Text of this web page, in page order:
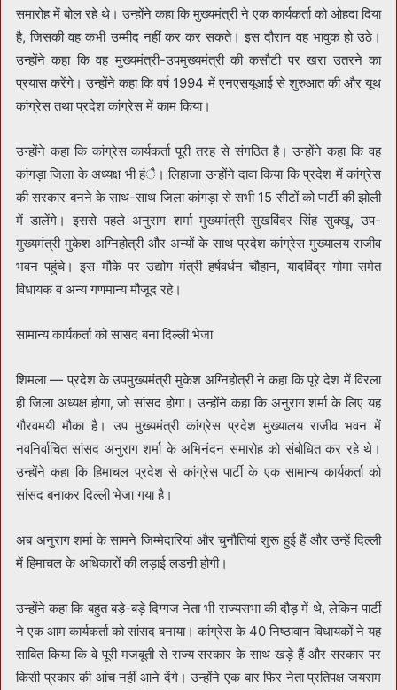
समारोह में बोल रहे थे। उन्होंने कहा कि मुख्यमंत्री ने एक कार्यकर्ता को ओहदा दिया
है, जिसकी वह कभी उम्मीद नहीं कर कर सकते। इस दौरान वह भावुक हो उठे।
उन्होंने कहा कि वह मुख्यमंत्री-उपमुख्यमंत्री की कसौटी पर खरा उतरने का
प्रयास करेंगे। उन्होंने कहा कि वर्ष 1994 में एनएसयूआई से शुरुआत की और यूथ
कांग्रेस तथा प्रदेश कांग्रेस में काम किया।
उन्होंने कहा कि कांग्रेस कार्यकर्ता पूरी तरह से संगठित है। उन्होंने कहा कि वह
कांगड़ा जिला के अध्यक्ष भी हंै। लिहाजा उन्होंने दावा किया कि प्रदेश में कांग्रेस
की सरकार बनने के साथ-साथ जिला कांगड़ा से सभी 15 सीटों को पार्टी की झोली
में डालेंगे। इससे पहले अनुराग शर्मा मुख्यमंत्री सुखविंदर सिंह सुक्खू, उप-
मुख्यमंत्री मुकेश अग्निहोत्री और अन्यों के साथ प्रदेश कांग्रेस मुख्यालय राजीव
भवन पहुंचे। इस मौके पर उद्योग मंत्री हर्षवर्धन चौहान, यादविंद्र गोमा समेत
विधायक व अन्य गणमान्य मौजूद रहे।
सामान्य कार्यकर्ता को सांसद बना दिल्ली भेजा
शिमला — प्रदेश के उपमुख्यमंत्री मुकेश अग्निहोत्री ने कहा कि पूरे देश में विरला
ही जिला अध्यक्ष होगा, जो सांसद होगा। उन्होंने कहा कि अनुराग शर्मा के लिए यह
गौरवमयी मौका है। उप मुख्यमंत्री कांग्रेस प्रदेश मुख्यालय राजीव भवन में
नवनिर्वाचित सांसद अनुराग शर्मा के अभिनंदन समारोह को संबोधित कर रहे थे।
उन्होंने कहा कि हिमाचल प्रदेश से कांग्रेस पार्टी के एक सामान्य कार्यकर्ता को
सांसद बनाकर दिल्ली भेजा गया है।
अब अनुराग शर्मा के सामने जिम्मेदारियां और चुनौतियां शुरू हुई हैं और उन्हें दिल्ली
में हिमाचल के अधिकारों की लड़ाई लडऩी होगी।
उन्होंने कहा कि बहुत बड़े-बड़े दिग्गज नेता भी राज्यसभा की दौड़ में थे, लेकिन पार्टी
ने एक आम कार्यकर्ता को सांसद बनाया। कांग्रेस के 40 निष्ठावान विधायकों ने यह
साबित किया कि वे पूरी मजबूती से राज्य सरकार के साथ खड़े हैं और सरकार पर
किसी प्रकार की आंच नहीं आने देंगे। उन्होंने एक बार फिर नेता प्रतिपक्ष जयराम